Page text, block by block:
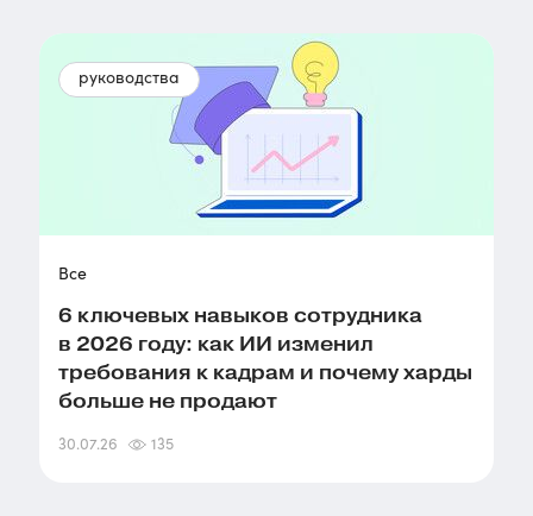
руководства
Все
6 ключевых навыков сотрудника
в 2026 году: как ИИ изменил
требования к кадрам и почему харды
больше не продают
30.07.26 135